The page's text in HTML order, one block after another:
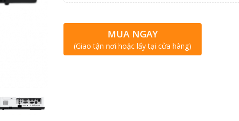
MUA NGAY
(Giao tận nơi hoặc lấy tại cửa hàng)